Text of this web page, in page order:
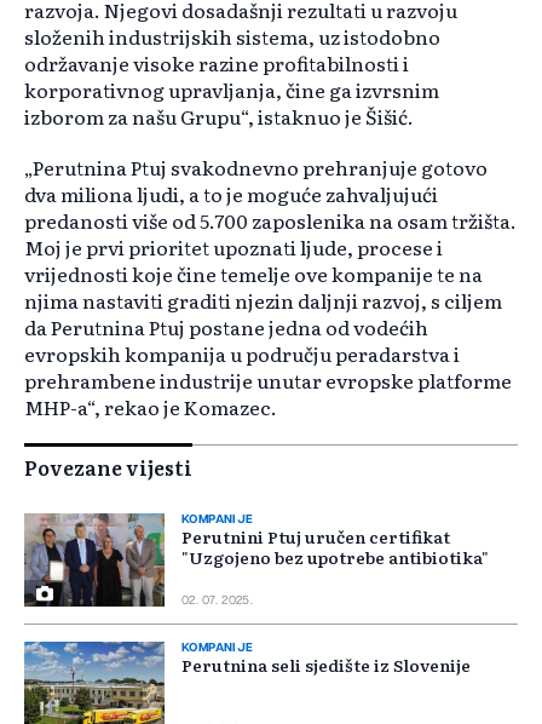
razvoja. Njegovi dosadašnji rezultati u razvoju
složenih industrijskih sistema, uz istodobno
održavanje visoke razine profitabilnosti i
korporativnog upravljanja, čine ga izvrsnim
izborom za našu Grupu“, istaknuo je Šišić.
„Perutnina Ptuj svakodnevno prehranjuje gotovo
dva miliona ljudi, a to je moguće zahvaljujući
predanosti više od 5.700 zaposlenika na osam tržišta.
Moj je prvi prioritet upoznati ljude, procese i
vrijednosti koje čine temelje ove kompanije te na
njima nastaviti graditi njezin daljnji razvoj, s ciljem
da Perutnina Ptuj postane jedna od vodećih
evropskih kompanija u području peradarstva i
prehrambene industrije unutar evropske platforme
MHP-a“, rekao je Komazec.
Povezane vijesti
KOMPANIJE
Perutnini Ptuj uručen certifikat
"Uzgojeno bez upotrebe antibiotika"
02. 07. 2025.
KOMPANIJE
Perutnina seli sjedište iz Slovenije